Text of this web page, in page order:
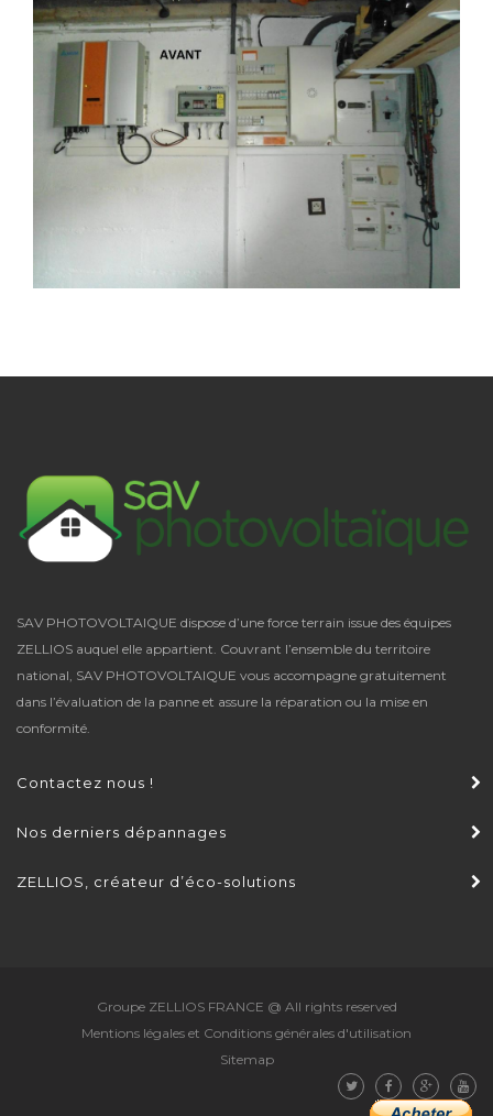
SAV PHOTOVOLTAIQUE dispose d’une force terrain issue des équipes
ZELLIOS auquel elle appartient. Couvrant l’ensemble du territoire
national, SAV PHOTOVOLTAIQUE vous accompagne gratuitement
dans l’évaluation de la panne et assure la réparation ou la mise en
conformité.
Contactez nous !
Nos derniers dépannages
ZELLIOS, créateur d’éco-solutions
Groupe ZELLIOS FRANCE @ All rights reserved
Mentions légales et Conditions générales d'utilisation
Sitemap